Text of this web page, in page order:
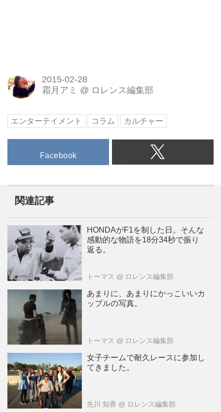
2015-02-28
霜月アミ @ ロレンス編集部
エンターテイメント コラム カルチャー
Facebook
関連記事
HONDAがF1を制した日。そんな
感動的な物語を18分34秒で振り
返る。
トーマス @ ロレンス編集部
あまりに、あまりにかっこいいカ
ップルの写真。
トーマス @ ロレンス編集部
女子チームで耐久レースに参加し
てきました。
先川 知香 @ ロレンス編集部